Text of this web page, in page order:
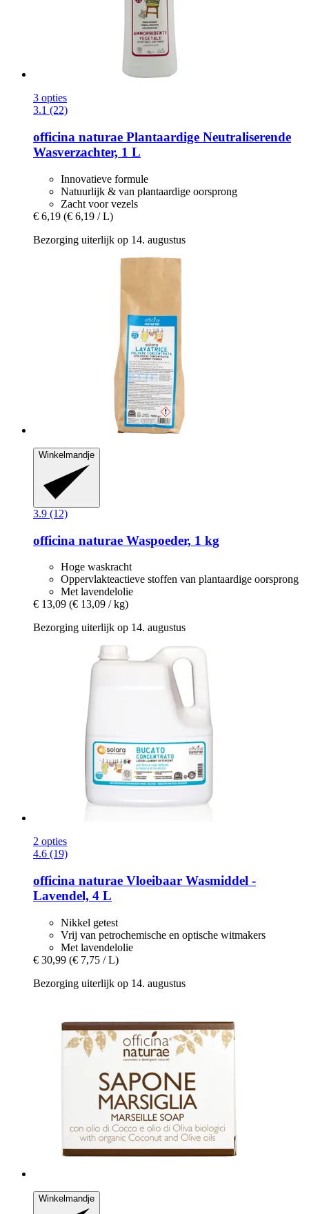
3 opties
3.1 (22)
officina naturae Plantaardige Neutraliserende
Wasverzachter, 1 L
Innovatieve formule
Natuurlijk & van plantaardige oorsprong
Zacht voor vezels
€ 6,19 (€ 6,19 / L)
Bezorging uiterlijk op 14. augustus
Winkelmandje
3.9 (12)
officina naturae Waspoeder, 1 kg
Hoge waskracht
Oppervlakteactieve stoffen van plantaardige oorsprong
Met lavendelolie
€ 13,09 (€ 13,09 / kg)
Bezorging uiterlijk op 14. augustus
2 opties
4.6 (19)
officina naturae Vloeibaar Wasmiddel -​
Lavendel, 4 L
Nikkel getest
Vrij van petrochemische en optische witmakers
Met lavendelolie
€ 30,99 (€ 7,75 / L)
Bezorging uiterlijk op 14. augustus
Winkelmandje